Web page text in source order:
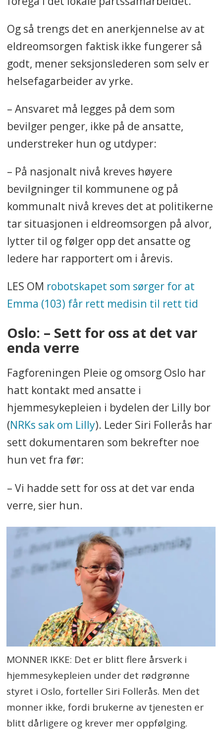
Og så trengs det en anerkjennelse av at
eldreomsorgen faktisk ikke fungerer så
godt, mener seksjonslederen som selv er
helsefagarbeider av yrke.
– Ansvaret må legges på dem som
bevilger penger, ikke på de ansatte,
understreker hun og utdyper:
– På nasjonalt nivå kreves høyere
bevilgninger til kommunene og på
kommunalt nivå kreves det at politikerne
tar situasjonen i eldreomsorgen på alvor,
lytter til og følger opp det ansatte og
ledere har rapportert om i årevis.
LES OM robotskapet som sørger for at
Emma (103) får rett medisin til rett tid
Oslo: – Sett for oss at det var
enda verre
Fagforeningen Pleie og omsorg Oslo har
hatt kontakt med ansatte i
hjemmesykepleien i bydelen der Lilly bor
(NRKs sak om Lilly). Leder Siri Follerås har
sett dokumentaren som bekrefter noe
hun vet fra før:
– Vi hadde sett for oss at det var enda
verre, sier hun.
MONNER IKKE: Det er blitt flere årsverk i
hjemmesykepleien under det rødgrønne
styret i Oslo, forteller Siri Follerås. Men det
monner ikke, fordi brukerne av tjenesten er
blitt dårligere og krever mer oppfølging.